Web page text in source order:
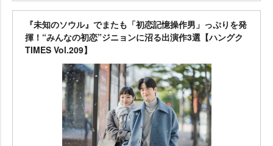
『未知のソウル』でまたも「初恋記憶操作男」っぷりを発
揮！“みんなの初恋”ジニョンに沼る出演作3選【ハングク
TIMES Vol.209】